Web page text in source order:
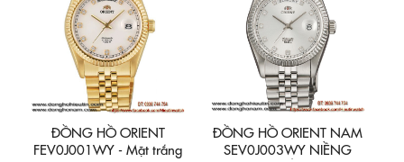
ĐỒNG HỒ ORIENT
FEV0J001WY - Mặt trắng
ĐỒNG HỒ ORIENT NAM
SEV0J003WY NIỀNG